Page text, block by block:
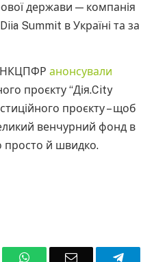
держави — компанія
Summit в Україні та за
НКЦПФР анонсували
проєкту “Дія.City
проєкту – щоб
венчурний фонд в
просто й швидко.
WhatsAppEmail